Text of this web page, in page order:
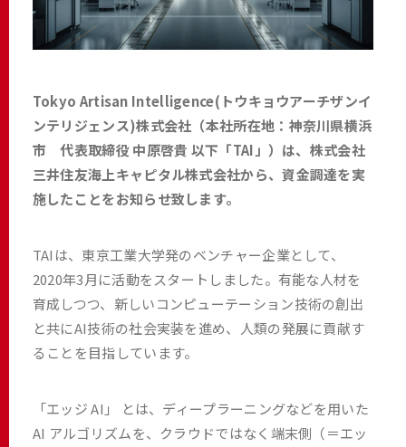
Tokyo Artisan Intelligence(トウキョウアーチザンイ
ンテリジェンス)株式会社（本社所在地：神奈川県横浜
市 代表取締役 中原啓貴 以下「TAI」）は、株式会社
三井住友海上キャピタル株式会社から、資金調達を実
施したことをお知らせ致します。
TAIは、東京工業大学発のベンチャー企業として、
2020年3月に活動をスタートしました。有能な人材を
育成しつつ、新しいコンピューテーション技術の創出
と共にAI技術の社会実装を進め、人類の発展に貢献す
ることを目指しています。
「エッジ AI」 とは、ディープラーニングなどを用いた
AI アルゴリズムを、クラウドではなく端末側（＝エッ